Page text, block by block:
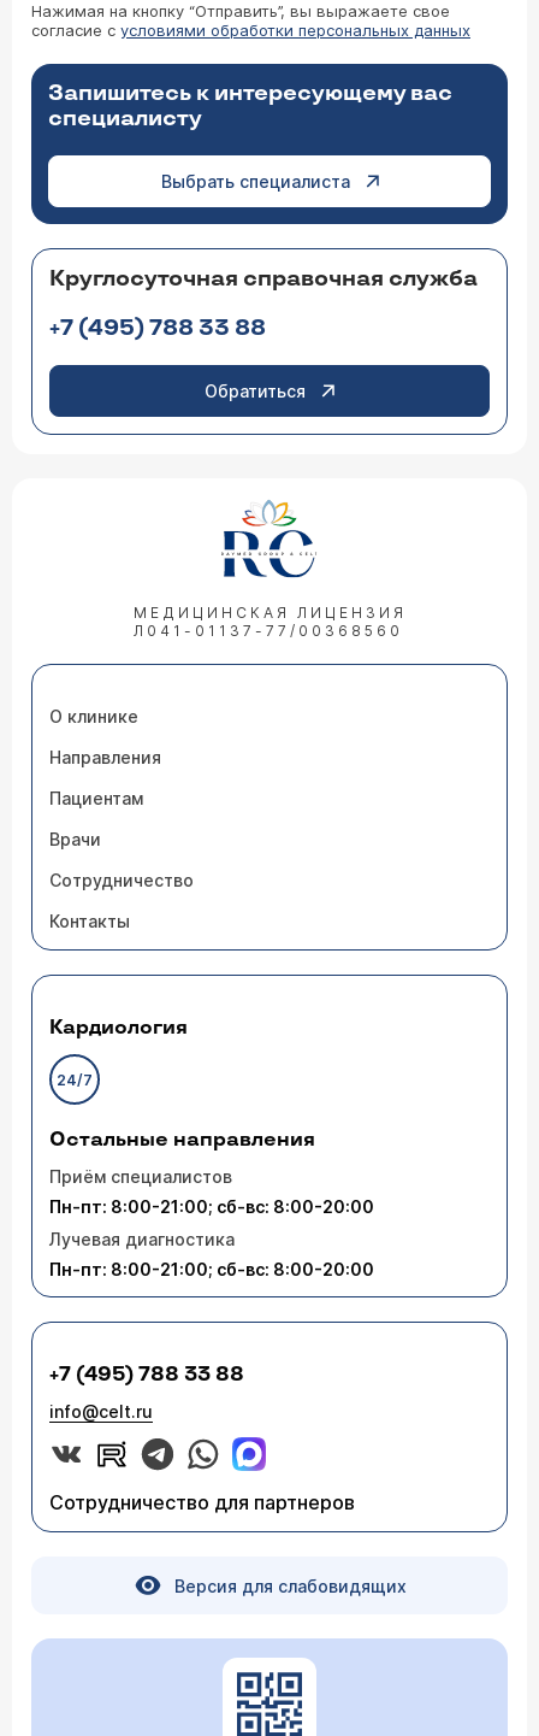
Нажимая на кнопку “Отправить”, вы выражаете свое
согласие с условиями обработки персональных данных
Запишитесь к интересующему вас
специалисту
Выбрать специалиста
Круглосуточная справочная служба
+7 (495) 788 33 88
Обратиться
МЕДИЦИНСКАЯ ЛИЦЕНЗИЯ
Л041-01137-77/00368560
О клинике
Направления
Пациентам
Врачи
Сотрудничество
Контакты
Кардиология
24/7
Остальные направления
Приём специалистов
Пн-пт: 8:00-21:00; сб-вс: 8:00-20:00
Лучевая диагностика
Пн-пт: 8:00-21:00; сб-вс: 8:00-20:00
+7 (495) 788 33 88
info@celt.ru
Сотрудничество для партнеров
Версия для слабовидящих